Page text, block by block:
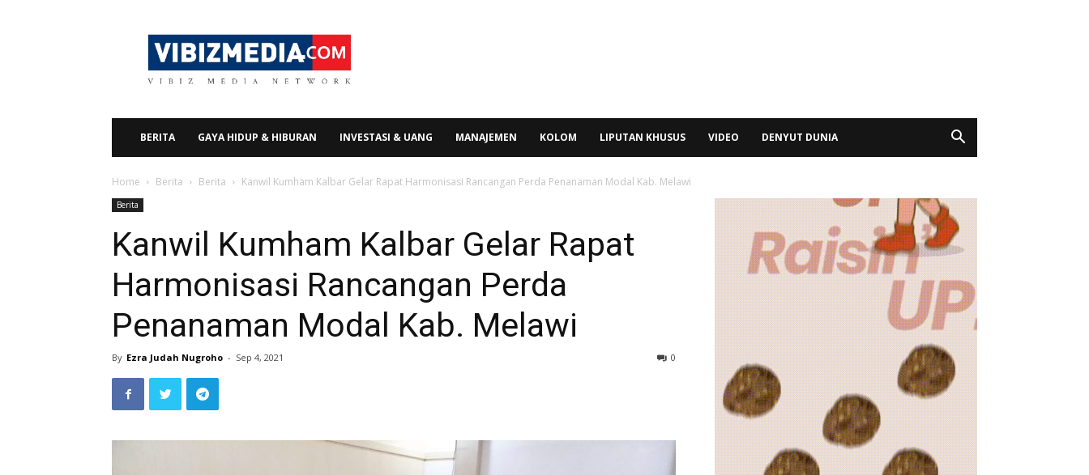
Vibizmedia.com
BERITA GAYA HIDUP & HIBURAN INVESTASI & UANG MANAJEMEN KOLOM LIPUTAN KHUSUS VIDEO DENYUT DUNIA
Home Berita Berita Kanwil Kumham Kalbar Gelar Rapat Harmonisasi Rancangan Perda Penanaman Modal Kab. Melawi
Berita
Kanwil Kumham Kalbar Gelar Rapat
Harmonisasi Rancangan Perda
Penanaman Modal Kab. Melawi
By Ezra Judah Nugroho - Sep 4, 2021 0